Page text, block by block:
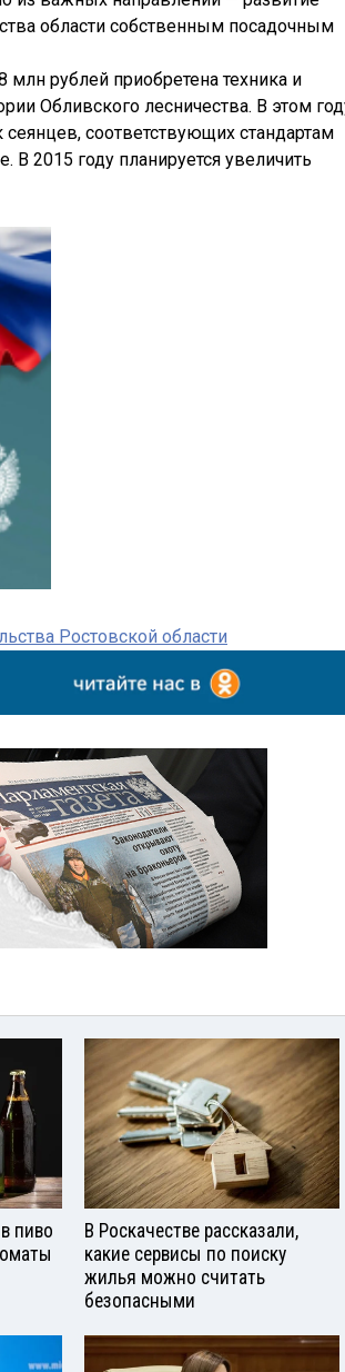
области собственным посадочным
рублей приобретена техника и
Обливского лесничества. В этом
соответствующих стандартам
2015 году планируется увеличить
Ростовской области
пиво
В Роскачестве рассказали,
какие сервисы по поиску
жилья можно считать
безопасными